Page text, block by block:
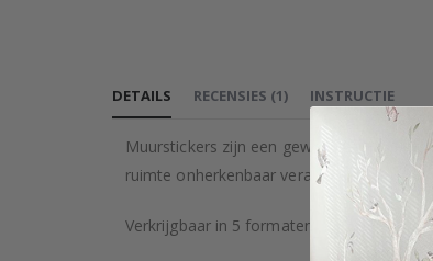
DETAILS
Muurstickers zijn een geweldige manier
ruimte onherkenbaar veranderen.
Verkrijgbaar in 5 formaten.
RECENSIES (1) INSTRUCTIE